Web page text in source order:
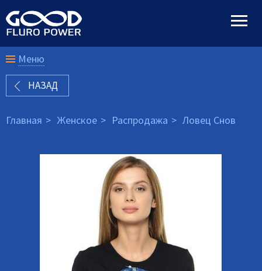
Меню
НАЗАД
Главная Женское Распродажа Ловец Снов